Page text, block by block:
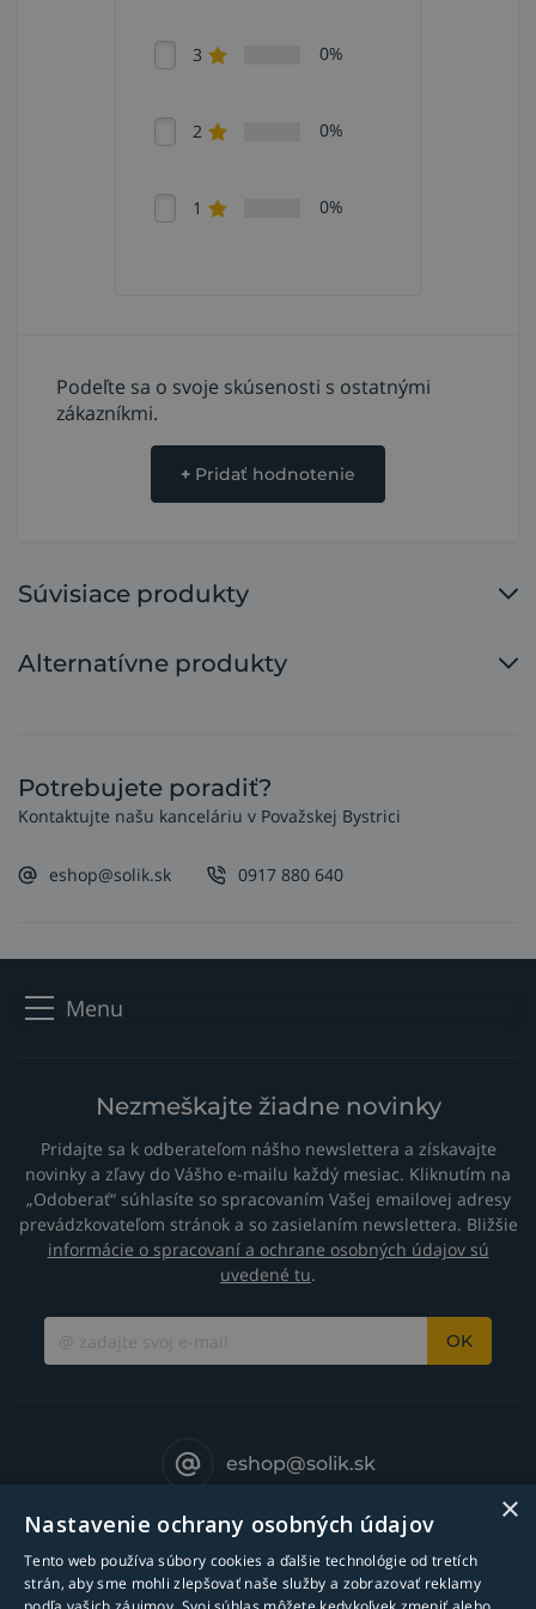
chlóru, bielidla, oxidu siričitého, amoniaku,
metylamínu,
3 0%
2 0%
1 0%
Podeľte sa o svoje skúsenosti s ostatnými
zákazníkmi.
+ Pridať hodnotenie
Súvisiace produkty
Alternatívne produkty
Potrebujete poradiť?
Kontaktujte našu kanceláriu v Považskej Bystrici
eshop@solik.sk 0917 880 640
Menu
Nezmeškajte žiadne novinky
Pridajte sa k odberateľom nášho newslettera a získavajte
novinky a zľavy do Vášho e-mailu každý mesiac. Kliknutím na
„Odoberať“ súhlasíte so spracovaním Vašej emailovej adresy
prevádzkovateľom stránok a so zasielaním newslettera. Bližšie
informácie o spracovaní a ochrane osobných údajov sú
uvedené tu.
OK
eshop@solik.sk
×
Nastavenie ochrany osobných údajov
Tento web používa súbory cookies a ďalšie technológie od tretích
strán, aby sme mohli zlepšovať naše služby a zobrazovať reklamy